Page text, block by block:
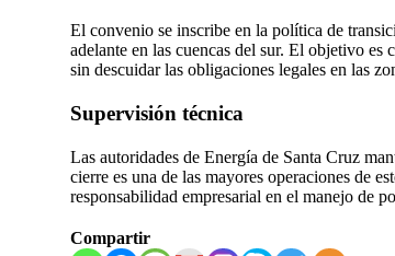
El convenio se inscribe en la política de
adelante en las cuencas del sur. El objetivo
sin descuidar las obligaciones legales en las
Supervisión técnica
Las autoridades de Energía de Santa Cruz
cierre es una de las mayores operaciones de
responsabilidad empresarial en el manejo de
Compartir